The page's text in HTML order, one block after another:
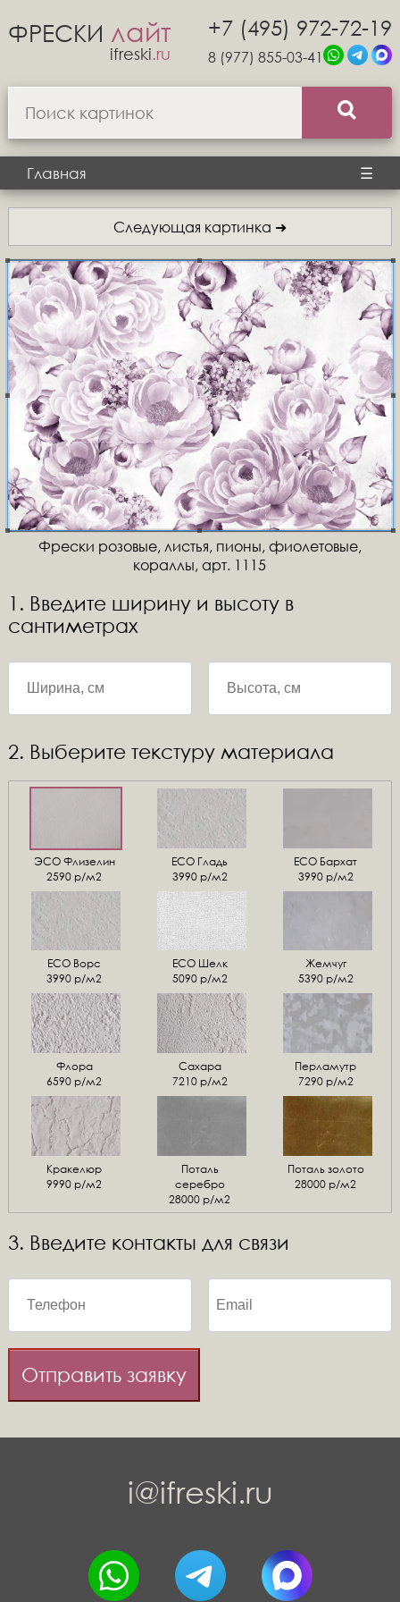
ФРЕСКИ лайт
ifreski.ru
+7 (495) 972-72-19
8 (977) 855-03-41
Главная ☰
Следующая картинка ➜
Фрески розовые, листья, пионы, фиолетовые,
кораллы, арт. 1115
1. Введите ширину и высоту в
сантиметрах
2. Выберите текстуру материала
ЭСО Флизелин
2590 р/м2
ЕСО Гладь
3990 р/м2
ECO Бархат
3990 р/м2
ЕСО Ворс
3990 р/м2
ЕСО Шелк
5090 р/м2
Жемчуг
5390 р/м2
Флора
6590 р/м2
Сахара
7210 р/м2
Перламутр
7290 р/м2
Кракелюр
9990 р/м2
Поталь
серебро
28000 р/м2
Поталь золото
28000 р/м2
3. Введите контакты для связи
Отправить заявку
i@ifreski.ru